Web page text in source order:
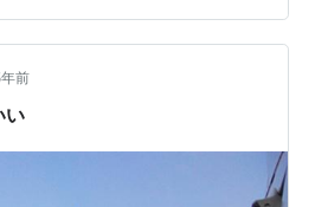
前
い